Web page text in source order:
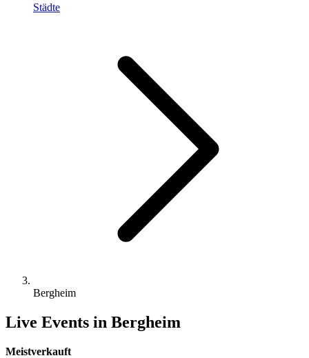
Städte
Bergheim
Live Events in Bergheim
Meistverkauft